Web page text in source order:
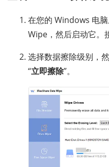
在您的 Windows 电
Wipe，然后启动它。
选择数据擦除级别，
“立即擦除”。